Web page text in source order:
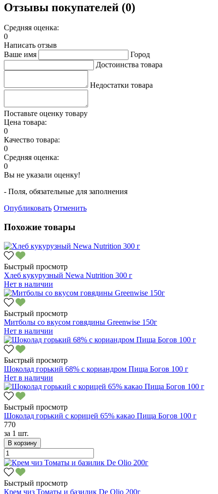
Отзывы покупателей (0)
Средняя оценка:
0
Написать отзыв
Ваше имя
Город
Достоинства товара
Недостатки товара
Поставьте оценку товару
Цена товара:
0
Качество товара:
0
Средняя оценка:
0
Вы не указали оценку!
- Поля, обязательные для заполнения
Опубликовать Отменить
Похожие товары
Быстрый просмотр
Хлеб кукурузный Newa Nutrition 300 г
Нет в наличии
Быстрый просмотр
Митболы со вкусом говядины Greenwise 150г
Нет в наличии
Быстрый просмотр
Шоколад горький 68% с кориандром Пища Богов 100 г
Нет в наличии
Быстрый просмотр
Шоколад горький с корицей 65% какао Пища Богов 100 г
770
за 1 шт.
В корзину
Быстрый просмотр
Крем чиз Томаты и базилик De Olio 200г